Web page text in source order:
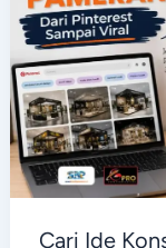
Cari Ide